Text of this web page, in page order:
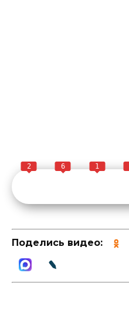
2 6 1
Поделись видео: